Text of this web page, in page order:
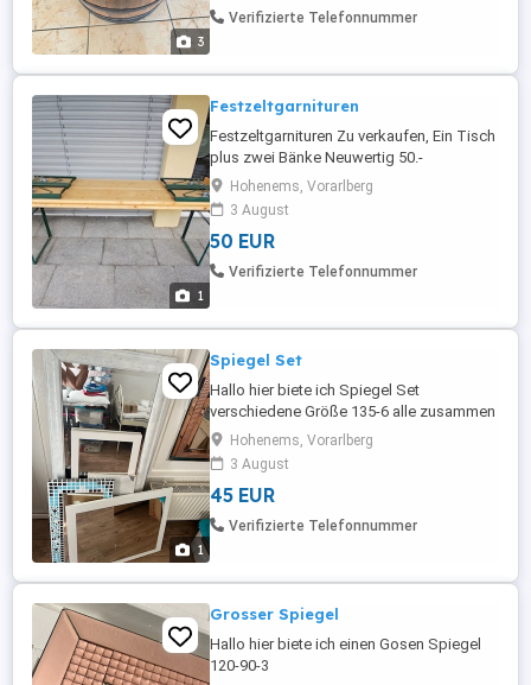
3
Verifizierte Telefonnummer
1
Festzeltgarnituren
Festzeltgarnituren Zu verkaufen, Ein Tisch
plus zwei Bänke Neuwertig 50.-
Hohenems, Vorarlberg
3 August
50 EUR
Verifizierte Telefonnummer
1
Spiegel Set
Hallo hier biete ich Spiegel Set
verschiedene Größe 135-6 alle zusammen
45, Hohenems, Vorarlberg
3 August
45 EUR
Verifizierte Telefonnummer
Grosser Spiegel
Hallo hier biete ich einen Gosen Spiegel
120-90-3